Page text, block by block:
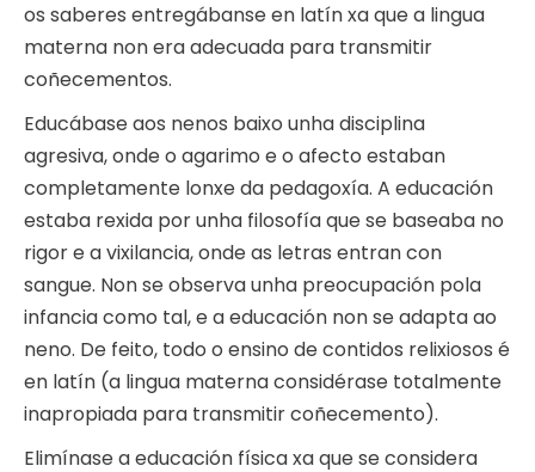
os saberes entregábanse en latín xa que a lingua
materna non era adecuada para transmitir
coñecementos.
Educábase aos nenos baixo unha disciplina
agresiva, onde o agarimo e o afecto estaban
completamente lonxe da pedagoxía. A educación
estaba rexida por unha filosofía que se baseaba no
rigor e a vixilancia, onde as letras entran con
sangue. Non se observa unha preocupación pola
infancia como tal, e a educación non se adapta ao
neno. De feito, todo o ensino de contidos relixiosos é
en latín (a lingua materna considérase totalmente
inapropiada para transmitir coñecemento).
Elimínase a educación física xa que se considera